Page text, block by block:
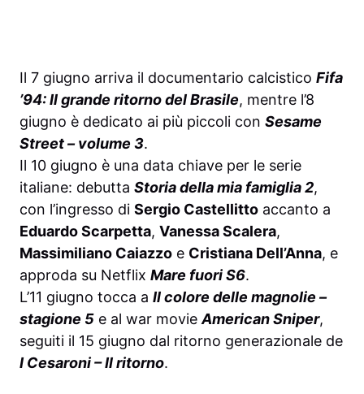
Il 7 giugno arriva il documentario calcistico Fifa
’94: Il grande ritorno del Brasile, mentre l’8
giugno è dedicato ai più piccoli con Sesame
Street – volume 3.
Il 10 giugno è una data chiave per le serie
italiane: debutta Storia della mia famiglia 2,
con l’ingresso di Sergio Castellitto accanto a
Eduardo Scarpetta, Vanessa Scalera,
Massimiliano Caiazzo e Cristiana Dell’Anna, e
approda su Netflix Mare fuori S6.
L’11 giugno tocca a Il colore delle magnolie –
stagione 5 e al war movie American Sniper,
seguiti il 15 giugno dal ritorno generazionale de
I Cesaroni – Il ritorno.